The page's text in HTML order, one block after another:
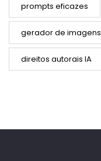
prompts eficazes
gerador de imagens
direitos autorais IA